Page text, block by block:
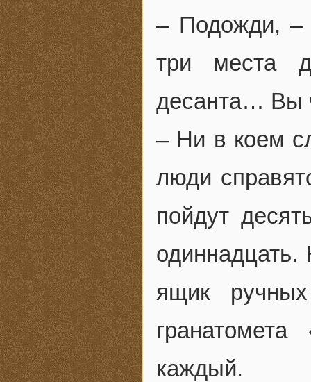
– Подожди, –
три места
десанта… Вы
– Ни в коем
люди
пойдут
одиннадцать.
ящик
каждый.